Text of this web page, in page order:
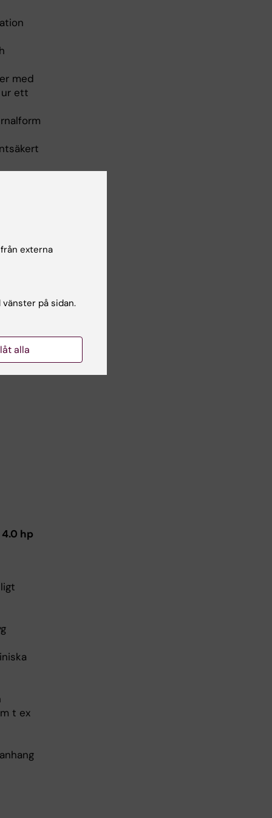
med
ur ett
hp
t ex
externa
på sidan.
alla